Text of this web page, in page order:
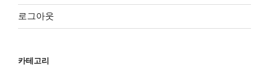
로그아웃
카테고리